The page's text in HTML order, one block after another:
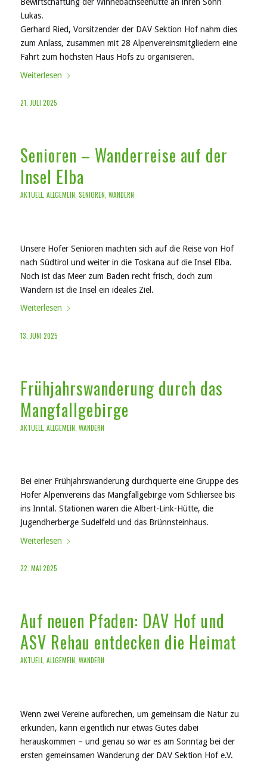
Lukas.
Gerhard Ried, Vorsitzender der DAV Sektion Hof nahm dies
zum Anlass, zusammen mit 28 Alpenvereinsmitgliedern eine
Fahrt zum höchsten Haus Hofs zu organisieren.
Weiterlesen
21. JULI 2025
Senioren – Wanderreise auf der
Insel Elba
AKTUELL ALLGEMEIN SENIOREN WANDERN
Unsere Hofer Senioren machten sich auf die Reise von Hof
nach Südtirol und weiter in die Toskana auf die Insel Elba.
Noch ist das Meer zum Baden recht frisch, doch zum
Wandern ist die Insel ein ideales Ziel.
Weiterlesen
13. JUNI 2025
Frühjahrswanderung durch das
Mangfallgebirge
AKTUELL ALLGEMEIN WANDERN
Bei einer Frühjahrswanderung durchquerte eine Gruppe des
Hofer Alpenvereins das Mangfallgebirge vom Schliersee bis
ins Inntal. Stationen waren die Albert-Link-Hütte, die
Jugendherberge Sudelfeld und das Brünnsteinhaus.
Weiterlesen
22. MAI 2025
Auf neuen Pfaden: DAV Hof und
ASV Rehau entdecken die Heimat
AKTUELL, ALLGEMEIN, WANDERN
Wenn zwei Vereine aufbrechen, um gemeinsam die Natur zu
erkunden, kann eigentlich nur etwas Gutes dabei
herauskommen – und genau so war es am Sonntag bei der
ersten gemeinsamen Wanderung der DAV Sektion Hof e.V.